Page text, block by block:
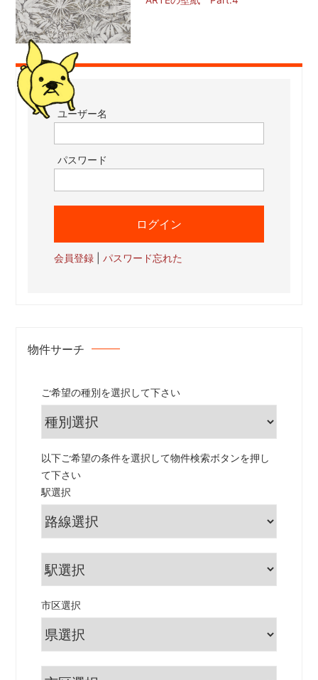
ユーザー名
パスワード
会員登録 |パスワード忘れた
物件サーチ
ご希望の種別を選択して下さい
以下ご希望の条件を選択して物件検索ボタンを押し
て下さい
駅選択
市区選択